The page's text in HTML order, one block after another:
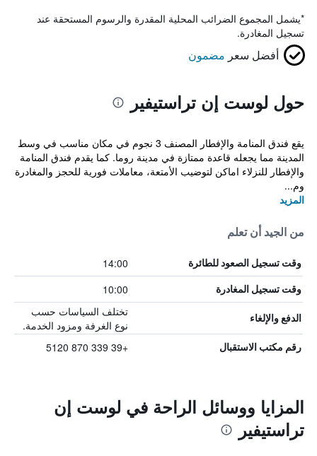
*يشمل المجموع الضرائب المحلية المقدرة والرسوم المستحقة عند
تسجيل المغادرة.
أفضل سعر مضمون
حول لوست إن تراستيفير
يقع فندق المنامة والإفطار المصنف 3 نجوم في مكان مناسب في وسط
المدينة مما يجعله قاعدة ممتازة في مدينة روما. كما يقدم فندق المنامة
والإفطار للنزلاء اماكن لتوضيب الأمتعة، معاملات فورية للحجز والمغادرة
وم...
المزيد
من الجيد أن تعلم
وقت تسجيل الصعود للطائرة 14:00
وقت تسجيل المغادرة 10:00
الدفع والإلغاء
تختلف السياسات حسب
نوع الغرفة ومزود الخدمة.
رقم مكتب الاستقبال +39 339 870 5120
المزايا ووسائل الراحة في لوست إن
تراستيفير